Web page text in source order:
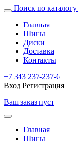
Поиск по каталогу
Главная
Шины
Диски
Доставка
Контакты
+7 343 237-237-6
Вход Регистрация
Ваш заказ пуст
Главная
Шины